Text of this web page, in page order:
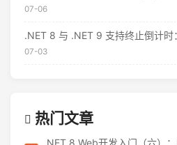
07-06
.NET 8 与 .NET 9 支持终止倒计时
07-03
热门文章